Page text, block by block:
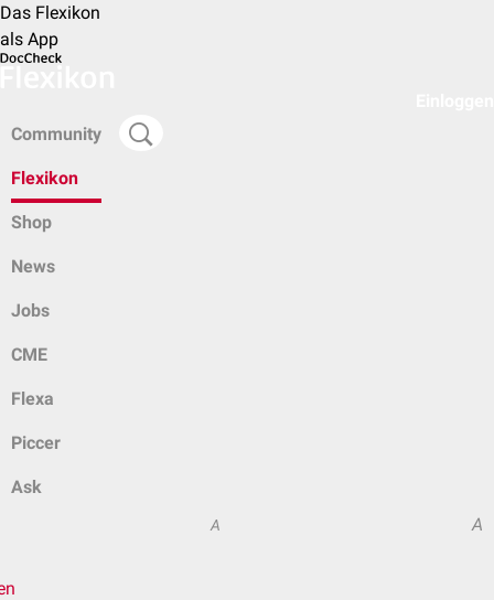
Das Flexikon
als App
Community
Flexikon
Shop
News
Jobs
CME
Flexa
Piccer
Ask
A A